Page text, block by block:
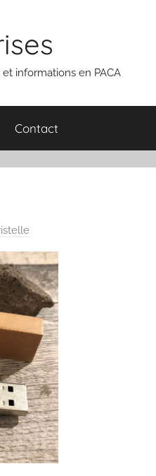
informations en PACA
Contact